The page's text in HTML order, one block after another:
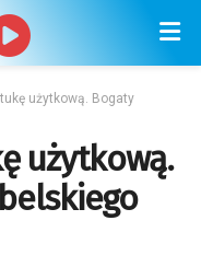
użytkową. Bogaty
użytkową.